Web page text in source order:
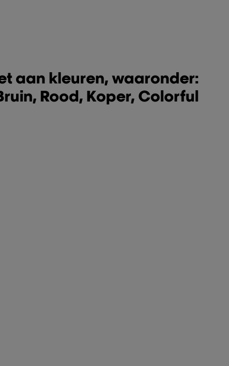
aan kleuren, waaronder:
Rood, Koper, Colorful